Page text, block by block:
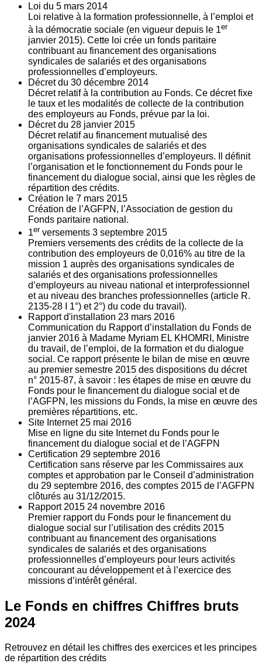
Loi du 5 mars 2014
Loi relative à la formation professionnelle, à l’emploi et
à la démocratie sociale (en vigueur depuis le 1er
janvier 2015). Cette loi crée un fonds paritaire
contribuant au financement des organisations
syndicales de salariés et des organisations
professionnelles d’employeurs.
Décret du 30 décembre 2014
Décret relatif à la contribution au Fonds. Ce décret fixe
le taux et les modalités de collecte de la contribution
des employeurs au Fonds, prévue par la loi.
Décret du 28 janvier 2015
Décret relatif au financement mutualisé des
organisations syndicales de salariés et des
organisations professionnelles d’employeurs. Il définit
l’organisation et le fonctionnement du Fonds pour le
financement du dialogue social, ainsi que les règles de
répartition des crédits.
Création le 7 mars 2015
Création de l’AGFPN, l’Association de gestion du
Fonds paritaire national.
1er versements 3 septembre 2015
Premiers versements des crédits de la collecte de la
contribution des employeurs de 0,016% au titre de la
mission 1 auprès des organisations syndicales de
salariés et des organisations professionnelles
d’employeurs au niveau national et interprofessionnel
et au niveau des branches professionnelles (article R.
2135‐28 I 1°) et 2°) du code du travail).
Rapport d'installation 23 mars 2016
Communication du Rapport d’installation du Fonds de
janvier 2016 à Madame Myriam EL KHOMRI, Ministre
du travail, de l’emploi, de la formation et du dialogue
social. Ce rapport présente le bilan de mise en œuvre
au premier semestre 2015 des dispositions du décret
n° 2015-87, à savoir : les étapes de mise en œuvre du
Fonds pour le financement du dialogue social et de
l’AGFPN, les missions du Fonds, la mise en œuvre des
premières répartitions, etc.
Site Internet 25 mai 2016
Mise en ligne du site Internet du Fonds pour le
financement du dialogue social et de l’AGFPN
Certification 29 septembre 2016
Certification sans réserve par les Commissaires aux
comptes et approbation par le Conseil d’administration
du 29 septembre 2016, des comptes 2015 de l’AGFPN
clôturés au 31/12/2015.
Rapport 2015 24 novembre 2016
Premier rapport du Fonds pour le financement du
dialogue social sur l’utilisation des crédits 2015
contribuant au financement des organisations
syndicales de salariés et des organisations
professionnelles d’employeurs pour leurs activités
concourant au développement et à l’exercice des
missions d’intérêt général.
Le Fonds en chiffres Chiffres bruts
2024
Retrouvez en détail les chiffres des exercices et les principes
de répartition des crédits